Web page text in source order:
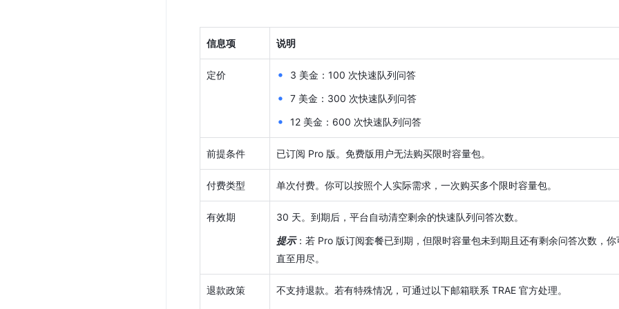
信息项 说明
定价
3 美金：100 次快速队列问答
7 美金：300 次快速队列问答
12 美金：600 次快速队列问答
前提条件 已订阅 Pro 版。免费版用户无法购买限时容量包。
付费类型 单次付费。你可以按照个人实际需求，一次购买多个限时容量包。
有效期
30 天。到期后，平台自动清空剩余的快速队列问答次数。
提示：若 Pro 版订阅套餐已到期，但限时容量包未到期且还有剩余问答次数，你
直至用尽。
退款政策
不支持退款。若有特殊情况，可通过以下邮箱联系 TRAE 官方处理。